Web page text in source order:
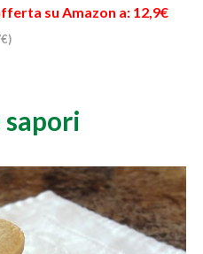
su Amazon a: 12,9€